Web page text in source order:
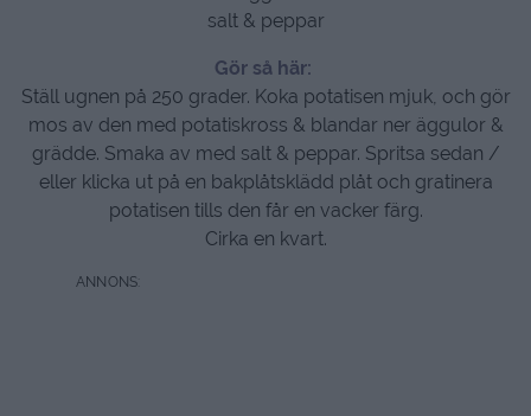
salt & peppar
Gör så här:
Ställ ugnen på 250 grader. Koka potatisen mjuk, och gör
mos av den med potatiskross & blandar ner äggulor &
grädde. Smaka av med salt & peppar. Spritsa sedan /
eller klicka ut på en bakplåtsklädd plåt och gratinera
potatisen tills den får en vacker färg.
Cirka en kvart.